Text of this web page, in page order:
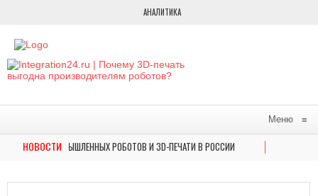
АНАЛИТИКА
Меню ≡
НОВОСТИ
ПРОМЫШЛЕННЫХ РОБОТОВ И 3D-ПЕЧАТИ В РОССИИ НОВОСТИ